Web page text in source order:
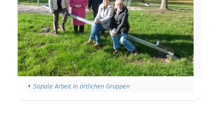
Soziale Arbeit in örtlichen Gruppen